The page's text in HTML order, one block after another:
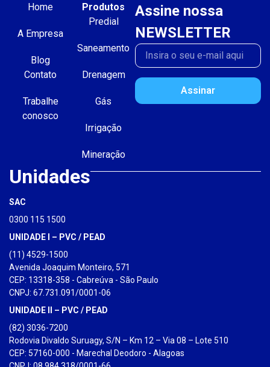
Home
A Empresa
Blog
Contato
Trabalhe
conosco
Produtos
Predial
Saneamento
Drenagem
Gás
Irrigação
Mineração
Assine nossa
NEWSLETTER
Assinar
Unidades
SAC
0300 115 1500
UNIDADE I – PVC / PEAD
(11) 4529-1500
Avenida Joaquim Monteiro, 571
CEP: 13318-358 - Cabreúva - São Paulo
CNPJ: 67.731.091/0001-06
UNIDADE II – PVC / PEAD
(82) 3036-7200
Rodovia Divaldo Suruagy, S/N – Km 12 – Via 08 – Lote 510
CEP: 57160-000 - Marechal Deodoro - Alagoas